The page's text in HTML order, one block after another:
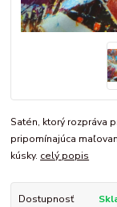
Satén, ktorý rozpráva
pripomínajúca
kúsky. celý popis
Dostupnosť